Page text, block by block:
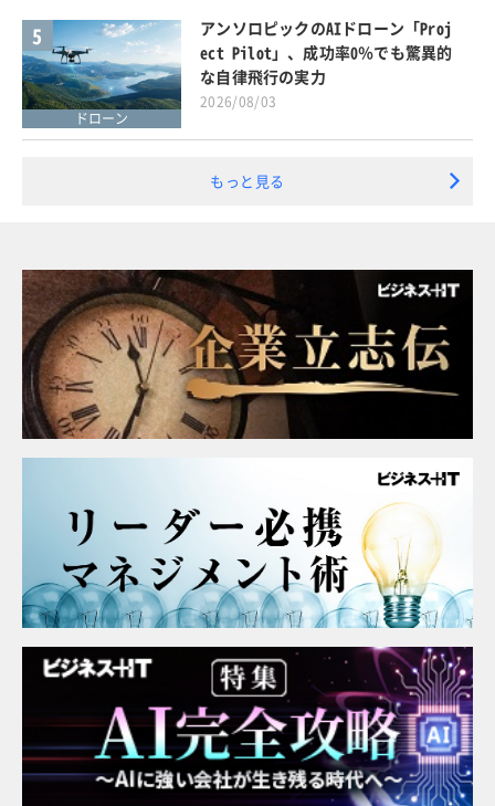
5
ドローン
アンソロピックのAIドローン「Proj
ect Pilot」、成功率0％でも驚異的
な自律飛行の実力
2026/08/03
もっと見る